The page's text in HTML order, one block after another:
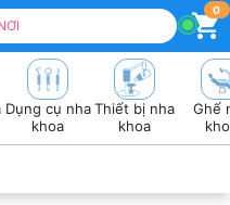
0
Dụng cụ nha
khoa
Thiết bị nha
khoa
Ghế